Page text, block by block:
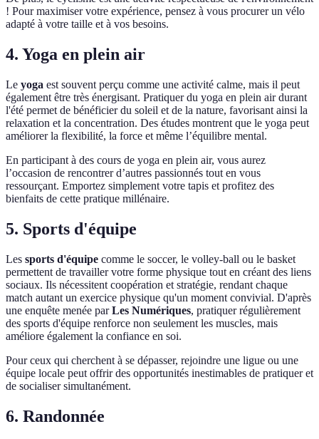
! Pour maximiser votre expérience, pensez à vous procurer un vélo
adapté à votre taille et à vos besoins.
4. Yoga en plein air
Le yoga est souvent perçu comme une activité calme, mais il peut
également être très énergisant. Pratiquer du yoga en plein air durant
l'été permet de bénéficier du soleil et de la nature, favorisant ainsi la
relaxation et la concentration. Des études montrent que le yoga peut
améliorer la flexibilité, la force et même l’équilibre mental.
En participant à des cours de yoga en plein air, vous aurez
l’occasion de rencontrer d’autres passionnés tout en vous
ressourçant. Emportez simplement votre tapis et profitez des
bienfaits de cette pratique millénaire.
5. Sports d'équipe
Les sports d'équipe comme le soccer, le volley-ball ou le basket
permettent de travailler votre forme physique tout en créant des liens
sociaux. Ils nécessitent coopération et stratégie, rendant chaque
match autant un exercice physique qu'un moment convivial. D'après
une enquête menée parLes Numériques, pratiquer régulièrement
des sports d'équipe renforce non seulement les muscles, mais
améliore également la confiance en soi.
Pour ceux qui cherchent à se dépasser, rejoindre une ligue ou une
équipe locale peut offrir des opportunités inestimables de pratiquer et
de socialiser simultanément.
6. Randonnée